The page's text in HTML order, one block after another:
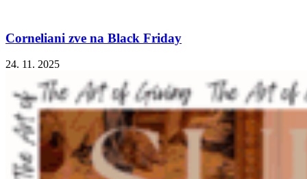
Corneliani zve na Black Friday
24. 11. 2025